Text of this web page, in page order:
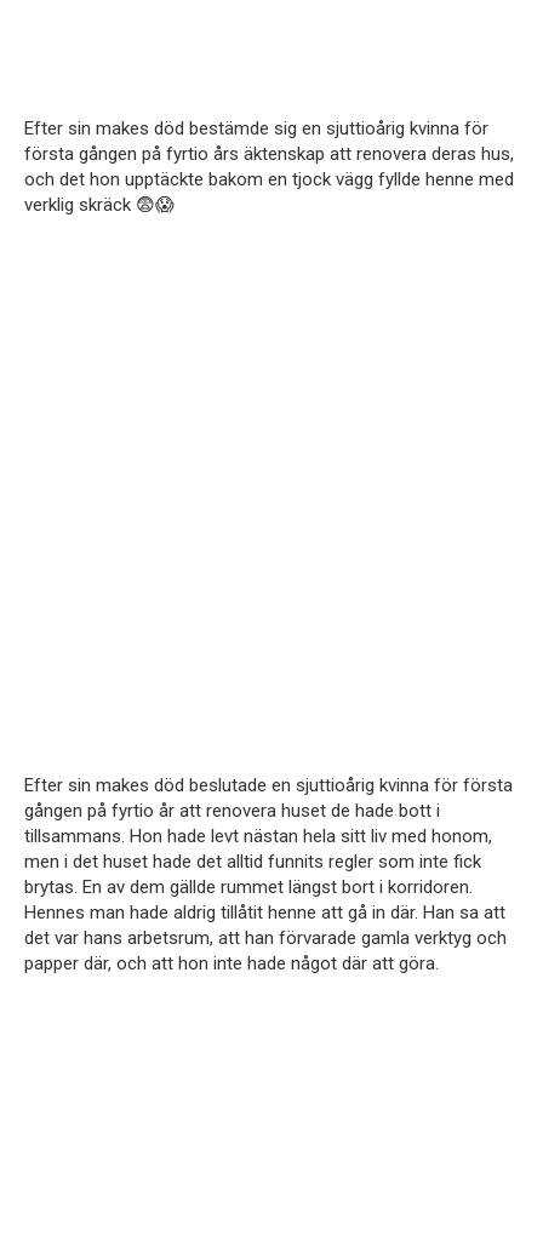
Efter sin makes död bestämde sig en sjuttioårig kvinna för
första gången på fyrtio års äktenskap att renovera deras hus,
och det hon upptäckte bakom en tjock vägg fyllde henne med
verklig skräck 😨😱
Efter sin makes död beslutade en sjuttioårig kvinna för första
gången på fyrtio år att renovera huset de hade bott i
tillsammans. Hon hade levt nästan hela sitt liv med honom,
men i det huset hade det alltid funnits regler som inte fick
brytas. En av dem gällde rummet längst bort i korridoren.
Hennes man hade aldrig tillåtit henne att gå in där. Han sa att
det var hans arbetsrum, att han förvarade gamla verktyg och
papper där, och att hon inte hade något där att göra.